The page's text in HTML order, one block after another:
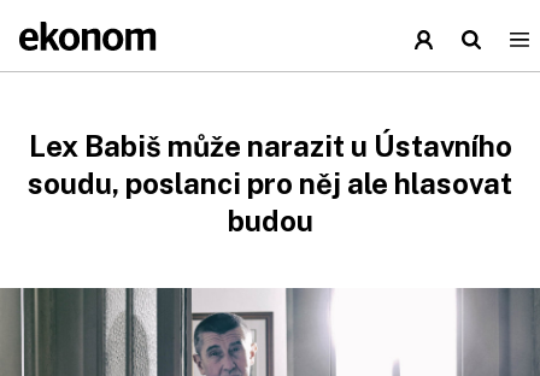
Lex Babiš může narazit u Ústavního
soudu, poslanci pro něj ale hlasovat
budou